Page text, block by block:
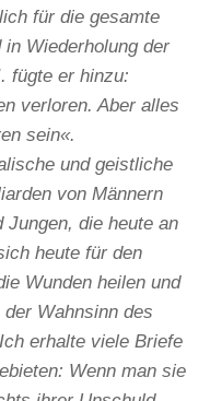
für die gesamte
Wiederholung der
fügte er hinzu:
verloren. Aber alles
sein«.
und geistliche
von Männern
Jungen, die heute an
heute für den
Wunden heilen und
Wahnsinn des
erhalte viele Briefe
Wenn man sie